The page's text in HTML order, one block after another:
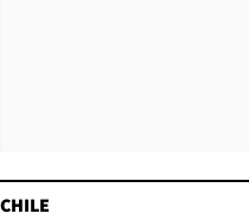
CHILE